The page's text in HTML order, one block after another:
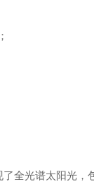
全光谱太阳光，